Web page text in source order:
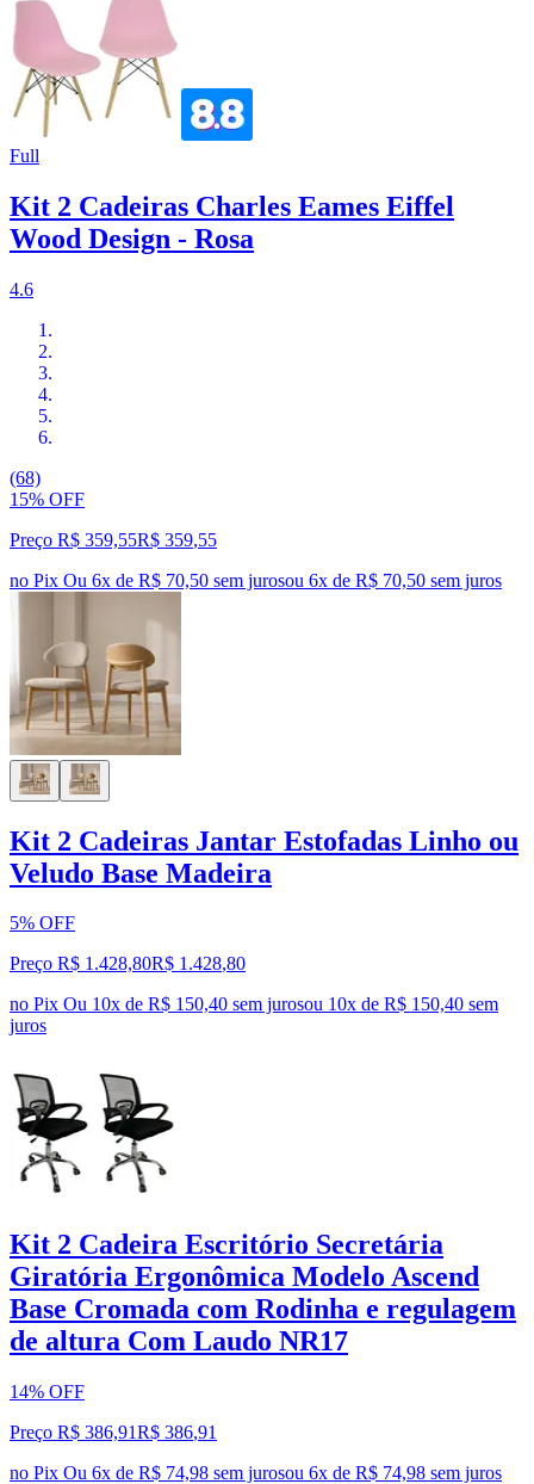
Full
Kit 2 Cadeiras Charles Eames Eiffel
Wood Design - Rosa
4.6
(68)
15% OFF
Preço R$ 359,55R$ 359,55
no Pix Ou 6x de R$ 70,50 sem jurosou 6x de R$ 70,50 sem juros
Kit 2 Cadeiras Jantar Estofadas Linho ou
Veludo Base Madeira
5% OFF
Preço R$ 1.428,80R$ 1.428,80
no Pix Ou 10x de R$ 150,40 sem jurosou 10x de R$ 150,40 sem
juros
Kit 2 Cadeira Escritório Secretária
Giratória Ergonômica Modelo Ascend
Base Cromada com Rodinha e regulagem
de altura Com Laudo NR17
14% OFF
Preço R$ 386,91R$ 386,91
no Pix Ou 6x de R$ 74,98 sem jurosou 6x de R$ 74,98 sem juros